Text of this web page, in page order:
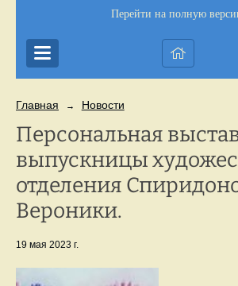
Перейти на полную
Главная → Новости
Персональная
выпускницы
отделения
Вероники.
19 мая 2023 г.